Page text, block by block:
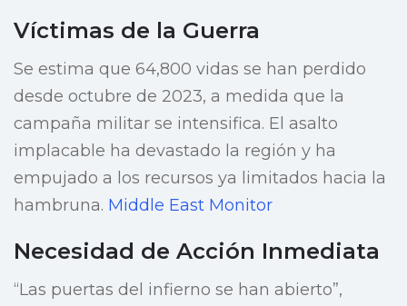
Víctimas de la Guerra
Se estima que 64,800 vidas se han perdido
desde octubre de 2023, a medida que la
campaña militar se intensifica. El asalto
implacable ha devastado la región y ha
empujado a los recursos ya limitados hacia la
hambruna. Middle East Monitor
Necesidad de Acción Inmediata
“Las puertas del infierno se han abierto”,